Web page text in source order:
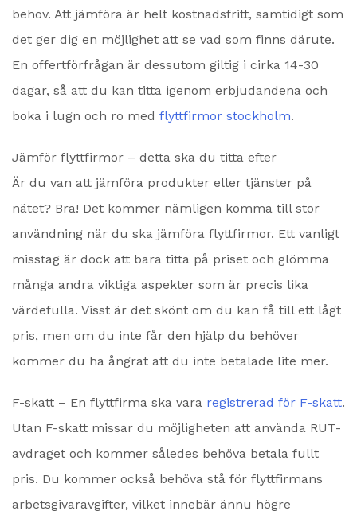
behov. Att jämföra är helt kostnadsfritt, samtidigt som
det ger dig en möjlighet att se vad som finns därute.
En offertförfrågan är dessutom giltig i cirka 14-30
dagar, så att du kan titta igenom erbjudandena och
boka i lugn och ro med flyttfirmor stockholm.
Jämför flyttfirmor – detta ska du titta efter
Är du van att jämföra produkter eller tjänster på
nätet? Bra! Det kommer nämligen komma till stor
användning när du ska jämföra flyttfirmor. Ett vanligt
misstag är dock att bara titta på priset och glömma
många andra viktiga aspekter som är precis lika
värdefulla. Visst är det skönt om du kan få till ett lågt
pris, men om du inte får den hjälp du behöver
kommer du ha ångrat att du inte betalade lite mer.
F-skatt – En flyttfirma ska vara registrerad för F-skatt.
Utan F-skatt missar du möjligheten att använda RUT-
avdraget och kommer således behöva betala fullt
pris. Du kommer också behöva stå för flyttfirmans
arbetsgivaravgifter, vilket innebär ännu högre